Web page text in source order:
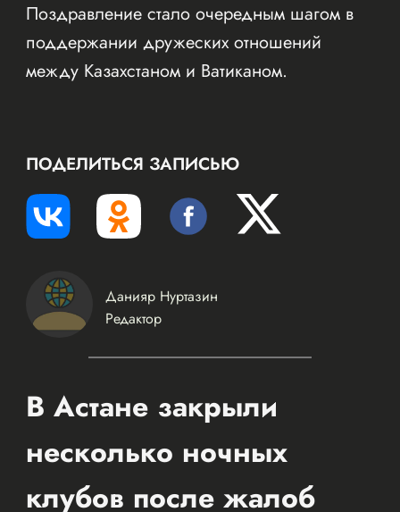
Поздравление стало очередным шагом в
поддержании дружеских отношений
между Казахстаном и Ватиканом.
ПОДЕЛИТЬСЯ ЗАПИСЬЮ
Данияр Нуртазин
Редактор
В Астане закрыли
несколько ночных
клубов после жалоб